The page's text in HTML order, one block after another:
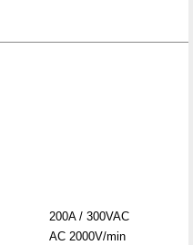
200A / 300VAC
AC 2000V/min